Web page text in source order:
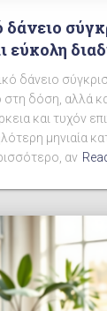
εύκολη
δάνειο
στη δόση, αλλά
και τυχόν
μηνιαία
αν